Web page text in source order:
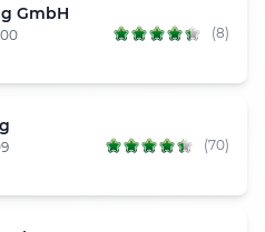
GmbH
(8)
(70)